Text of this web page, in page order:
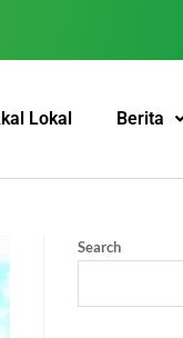
Lokal Berita
Search